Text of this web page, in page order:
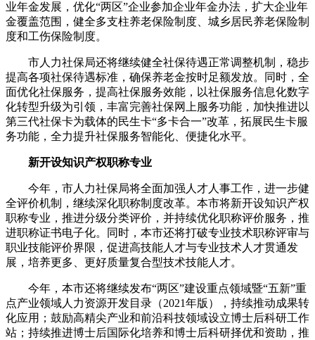
业年金发展，优化“两区”企业参加企业年金办法，扩大企业年
金覆盖范围，健全多支柱养老保险制度、城乡居民养老保险制
度和工伤保险制度。
市人力社保局还将继续健全社保待遇正常调整机制，稳步
提高各项社保待遇标准，确保养老金按时足额发放。同时，全
面优化社保服务，提高社保服务效能，以社保服务信息化数字
化转型升级为引领，丰富完善社保网上服务功能，加快推进以
第三代社保卡为载体的民生卡“多卡合一”改革，拓展民生卡服
务功能，全力提升社保服务智能化、便捷化水平。
新开设知识产权职称专业
今年，市人力社保局将全面加强人才人事工作，进一步健
全评价机制，继续深化职称制度改革。本市将新开设知识产权
职称专业，推进分级分类评价，并持续优化职称评价服务，推
进职称证书电子化。同时，本市还将打破专业技术职称评审与
职业技能评价界限，促进高技能人才与专业技术人才贯通发
展，培养更多、更好质量复合型技术技能人才。
今年，本市还将继续发布“两区”建设重点领域暨“五新”重
点产业领域人力资源开发目录（2021年版），持续推动成果转
化应用；鼓励高精尖产业和前沿科技领域设立博士后科研工作
站；持续推进博士后国际化培养和博士后科研择优和资助，推